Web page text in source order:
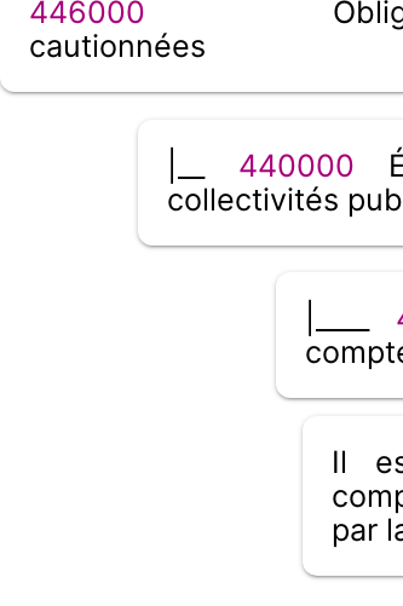
446000
cautionnées
440000
collectivités
Il
par